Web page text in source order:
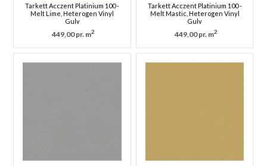
Tarkett Acczent Platinium 100 -
Melt Lime, Heterogen Vinyl
Gulv
449,00 pr. m2
Tarkett Acczent Platinium 100 -
Melt Mastic, Heterogen Vinyl
Gulv
449,00 pr. m2